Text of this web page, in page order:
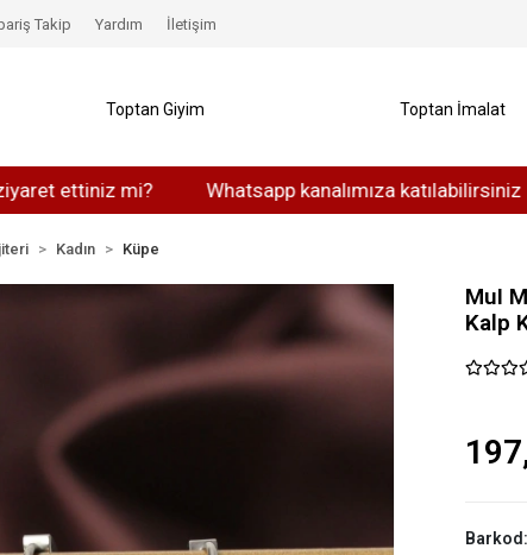
mi? Whatsapp kanalımıza katılabilirsiniz
Takip Yardım İletişim
Toptan Giyim Toptan İmalat
Kadın Küpe
MuI
Kalp
Barkod: